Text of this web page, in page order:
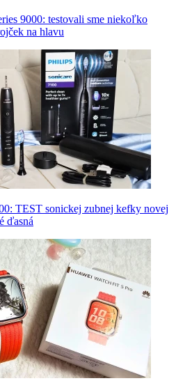
9000: testovali sme niekoľko
na hlavu
TEST sonickej zubnej kefky novej
ďasná